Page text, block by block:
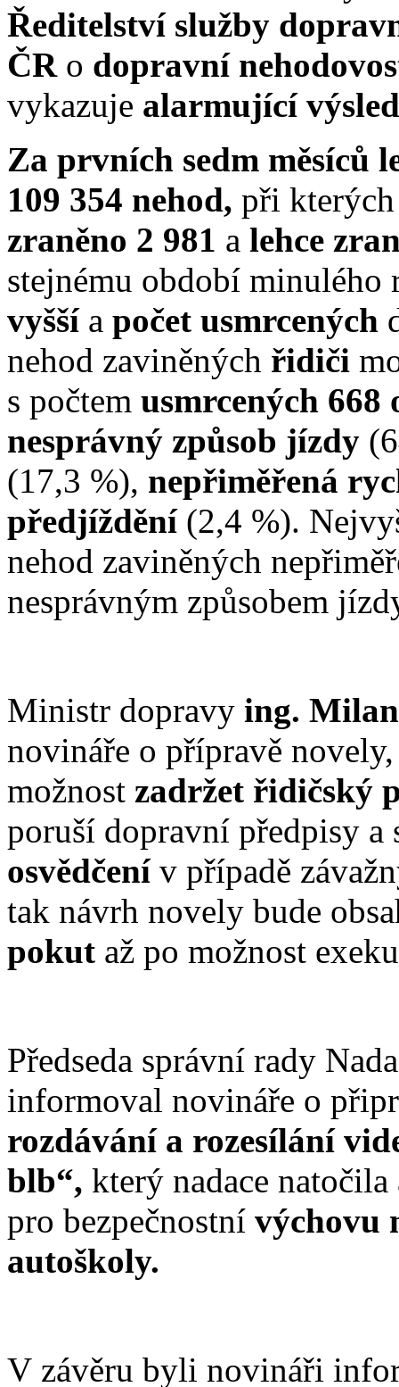
Ředitelství služby
ČR o dopravní
vykazuje alarmující
Za prvních sedm měsíců
109 354 nehod, při
zraněno 2 981 a lehce
stejnému období
vyšší a počet usmrcených
nehod zaviněných řidiči
s počtem usmrcených 668
nesprávný způsob jízdy
(17,3 %), nepřiměřená
předjíždění (2,4 %).
nehod zaviněných
nesprávným způsobem
Ministr dopravy ing.
novináře o přípravě
možnost zadržet řidičský
poruší dopravní předpisy a
osvědčení v případě
tak návrh novely bude
pokut až po možnost
Předseda správní rady
informoval novináře o
rozdávání a rozesílání
blb“, který nadace
pro bezpečnostní výchovu
autoškoly.
V závěru byli novináři